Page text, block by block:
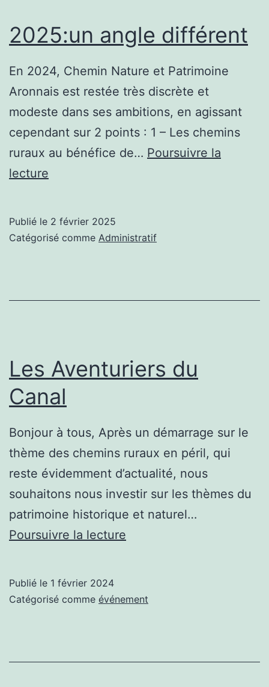
2025:un angle différent
En 2024, Chemin Nature et Patrimoine
Aronnais est restée très discrète et
modeste dans ses ambitions, en agissant
cependant sur 2 points : 1 – Les chemins
ruraux au bénéfice de… Poursuivre la
lecture
différent
Publié le 2 février 2025
Catégorisé comme Administratif
Les Aventuriers du
Canal
Bonjour à tous, Après un démarrage sur le
thème des chemins ruraux en péril, qui
reste évidemment d’actualité, nous
souhaitons nous investir sur les thèmes du
patrimoine historique et naturel…
Poursuivre la lecture
Canal
Publié le 1 février 2024
Catégorisé comme événement